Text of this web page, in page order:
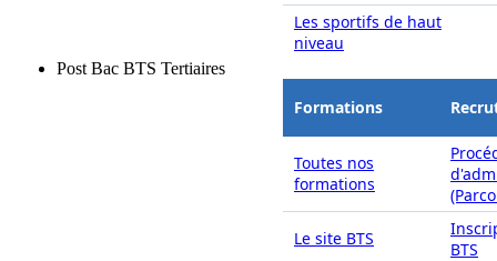
Les sportifs de haut
niveau
Post Bac BTS Tertiaires
Formations
Toutes nos
formations
Le site BTS
BTS